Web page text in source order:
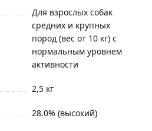
Для взрослых собак
средних и крупных
пород (вес от 10 кг) с
нормальным уровнем
активности
2,5 кг
28.0% (высокий)